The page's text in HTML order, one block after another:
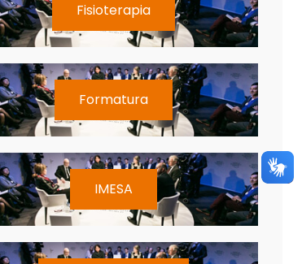
Fisioterapia
Formatura
IMESA